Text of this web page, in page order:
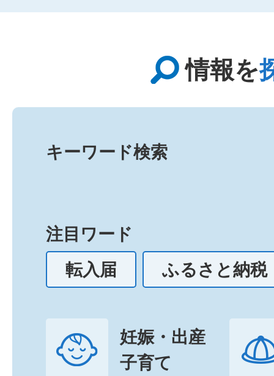
情報を
キーワード検索
注目ワード
転入届
ふるさと納税
妊娠・出産
子育て